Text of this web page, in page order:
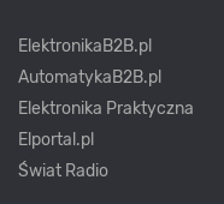
ElektronikaB2B.pl
AutomatykaB2B.pl
Elektronika Praktyczna
Elportal.pl
Świat Radio